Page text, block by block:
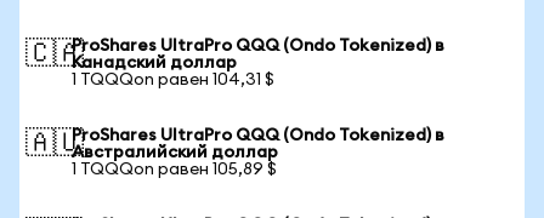
🇨🇦ProShares UltraPro QQQ (Ondo Tokenized) в
Канадский доллар
1 TQQQon равен 104,31 $
🇦🇺ProShares UltraPro QQQ (Ondo Tokenized) в
Австралийский доллар
1 TQQQon равен 105,89 $